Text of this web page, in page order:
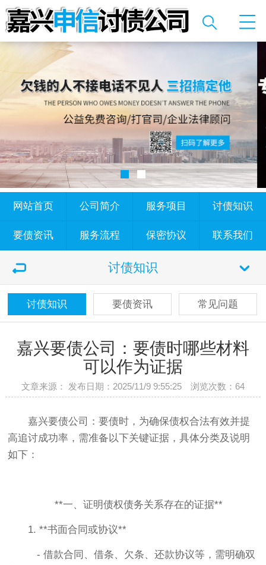
网站首页 公司简介 服务项目 讨债知识
要债资讯 服务流程 保密协议 联系我们
讨债知识
讨债知识 要债资讯 常见问题
嘉兴要债公司：要债时哪些材料
可以作为证据
文章来源： 发布日期：2025/11/9 9:55:25 浏览次数： 64
嘉兴要债公司：要债时，为确保债权合法有效并提
高追讨成功率，需准备以下关键证据，具体分类及说明
如下：
**一、证明债权债务关系存在的证据**
1. **书面合同或协议**
- 借款合同、借条、欠条、还款协议等，需明确双